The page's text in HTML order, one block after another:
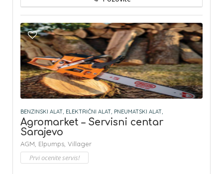
BENZINSKI ALAT, ELEKTRIČNI ALAT, PNEUMATSKI ALAT,
Agromarket – Servisni centar
Sarajevo
AGM, Elpumps, Villager
Prvi ocenite servis!